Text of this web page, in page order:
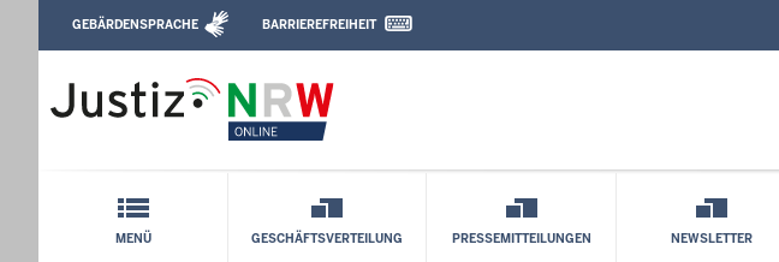
Finanzgericht Münster: Übersicht
Direkt zum Inhalt
Leichte Sprache, Gebärdensprachenvideo und Kontaktformular
GEBÄRDENSPRACHE BARRIEREFREIHEIT
Schnellnavigation mit Volltext-Suche
MENÜ GESCHÄFTSVERTEILUNG PRESSEMITTEILUNGEN NEWSLETTER